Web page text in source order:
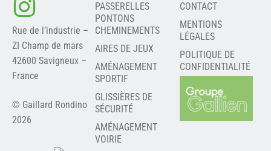
Rue de l’industrie –
ZI Champ de mars
42600 Savigneux –
France
© Gaillard Rondino
2026
PASSERELLES
PONTONS
CHEMINEMENTS
AIRES DE JEUX
AMÉNAGEMENT
SPORTIF
GLISSIÈRES DE
SÉCURITÉ
AMÉNAGEMENT
VOIRIE
CONTACT
MENTIONS
LÉGALES
POLITIQUE DE
CONFIDENTIALITÉ